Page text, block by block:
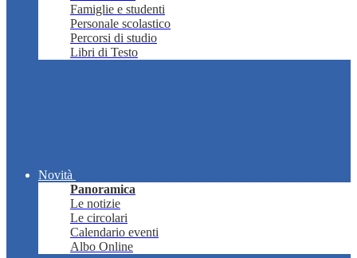
Famiglie e studenti
Personale scolastico
Percorsi di studio
Libri di Testo
Novità
Panoramica
Le notizie
Le circolari
Calendario eventi
Albo Online